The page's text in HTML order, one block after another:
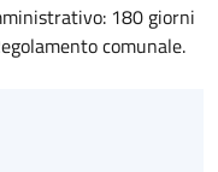
180 giorni
comunale.